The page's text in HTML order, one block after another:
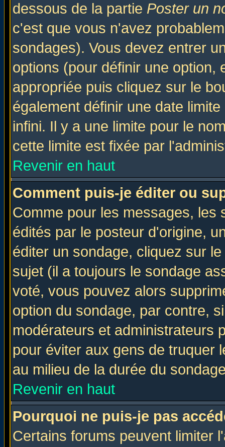
dessous de la partie Poster un
c'est que vous n'avez
sondages). Vous devez entrer
options (pour définir une option,
appropriée puis cliquez sur le
également définir une date
infini. Il y a une limite pour le
cette limite est fixée par
Revenir en haut
Comment puis-je éditer ou
Comme pour les messages, les
édités par le posteur d'origine,
éditer un sondage, cliquez sur
sujet (il a toujours le sondage
voté, vous pouvez alors
option du sondage, par contre,
modérateurs et administrateurs
pour éviter aux gens de truquer
au milieu de la durée du
Revenir en haut
Pourquoi ne puis-je pas
Certains forums peuvent limiter